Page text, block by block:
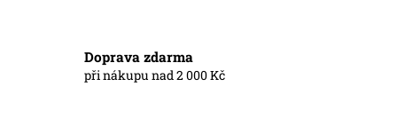
Doprava zdarma
při nákupu nad 2 000 Kč